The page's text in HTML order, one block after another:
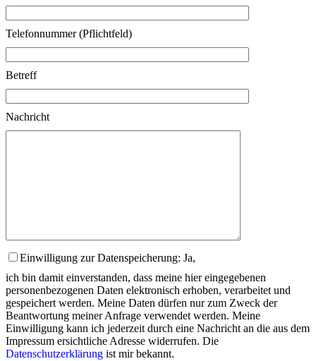
Telefonnummer (Pflichtfeld)
Betreff
Nachricht
Einwilligung zur Datenspeicherung: Ja,
ich bin damit einverstanden, dass meine hier eingegebenen
personenbezogenen Daten elektronisch erhoben, verarbeitet und
gespeichert werden. Meine Daten dürfen nur zum Zweck der
Beantwortung meiner Anfrage verwendet werden. Meine
Einwilligung kann ich jederzeit durch eine Nachricht an die aus dem
Impressum ersichtliche Adresse widerrufen. Die
Datenschutzerklärung ist mir bekannt.